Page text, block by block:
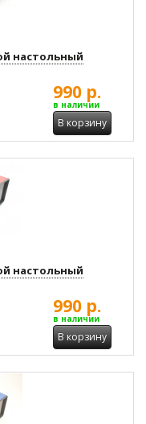
настольный
990 р.
в наличии
В корзину
настольный
990 р.
в наличии
В корзину